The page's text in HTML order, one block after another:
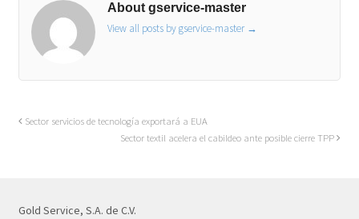
About gservice-master
View all posts by gservice-master →
Sector servicios de tecnología exportará a EUA
Sector textil acelera el cabildeo ante posible cierre TPP
Gold Service, S.A. de C.V.